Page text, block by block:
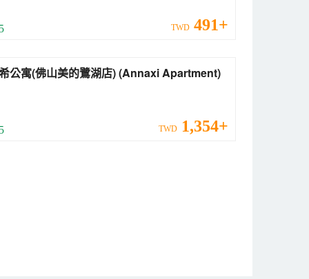
TWD 491+
安納希公寓(佛山美的鷺湖店) (Annaxi Apartment)
TWD 1,354+